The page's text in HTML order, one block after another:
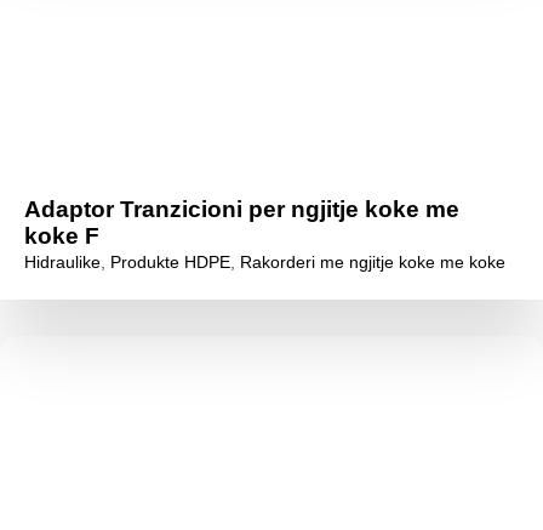
Adaptor Tranzicioni per ngjitje koke me
koke F
Hidraulike Produkte HDPE Rakorderi me ngjitje koke me koke